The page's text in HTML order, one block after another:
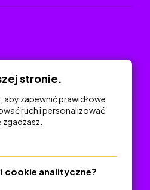
stronie.
zapewnić prawidłowe
ruch i personalizować
cookie analityczne?